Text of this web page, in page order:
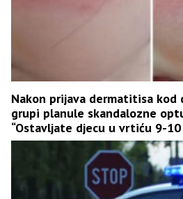
Nakon prijava dermatitisa kod
grupi planule skandalozne
“Ostavljate djecu u vrtiću 9-